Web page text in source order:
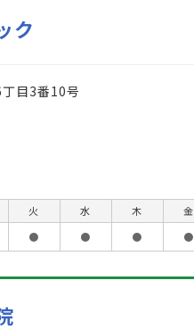
ク
目3番10号
火 水 木 金
● ● ● ●